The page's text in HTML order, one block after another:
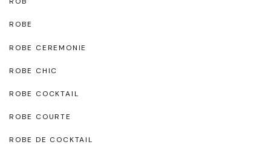
ROBE
ROBE CEREMONIE
ROBE CHIC
ROBE COCKTAIL
ROBE COURTE
ROBE DE COCKTAIL